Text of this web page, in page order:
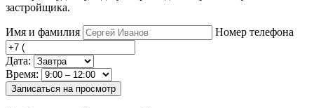
застройщика.
Имя и фамилия Номер телефона
Дата:
Время:
Записаться на просмотр